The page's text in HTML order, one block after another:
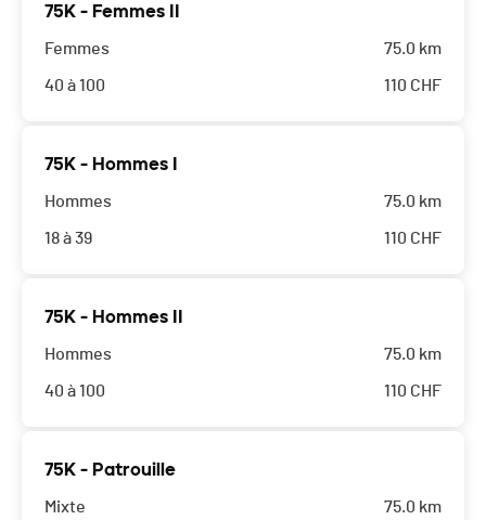
75K - Femmes II
Femmes
40 à 100
75.0 km
110 CHF
75K - Hommes I
Hommes
18 à 39
75.0 km
110 CHF
75K - Hommes II
Hommes
40 à 100
75.0 km
110 CHF
75K - Patrouille
Mixte 75.0 km